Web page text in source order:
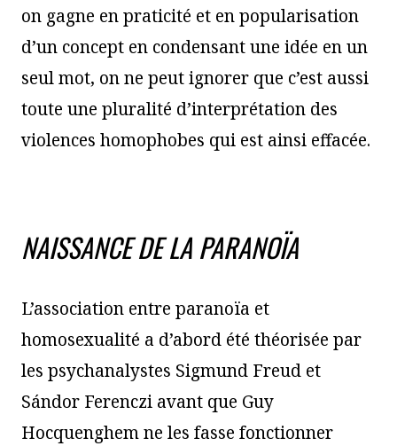
on gagne en praticité et en popularisation
d’un concept en condensant une idée en un
seul mot, on ne peut ignorer que c’est aussi
toute une pluralité d’interprétation des
violences homophobes qui est ainsi effacée.
NAISSANCE DE LA PARANOÏA
L’association entre paranoïa et
homosexualité a d’abord été théorisée par
les psychanalystes Sigmund Freud et
Sándor Ferenczi avant que Guy
Hocquenghem ne les fasse fonctionner